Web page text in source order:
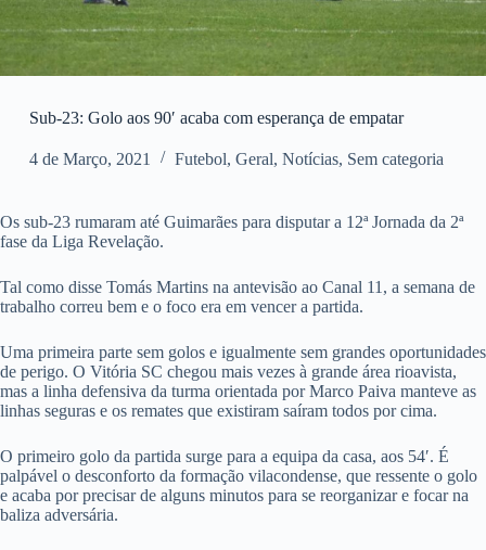
Sub-23: Golo aos 90′ acaba com esperança de empatar
4 de Março, 2021 Futebol, Geral, Notícias, Sem categoria
Os sub-23 rumaram até Guimarães para disputar a 12ª Jornada da 2ª
fase da Liga Revelação.
Tal como disse Tomás Martins na antevisão ao Canal 11, a semana de
trabalho correu bem e o foco era em vencer a partida.
Uma primeira parte sem golos e igualmente sem grandes oportunidades
de perigo. O Vitória SC chegou mais vezes à grande área rioavista,
mas a linha defensiva da turma orientada por Marco Paiva manteve as
linhas seguras e os remates que existiram saíram todos por cima.
O primeiro golo da partida surge para a equipa da casa, aos 54′. É
palpável o desconforto da formação vilacondense, que ressente o golo
e acaba por precisar de alguns minutos para se reorganizar e focar na
baliza adversária.